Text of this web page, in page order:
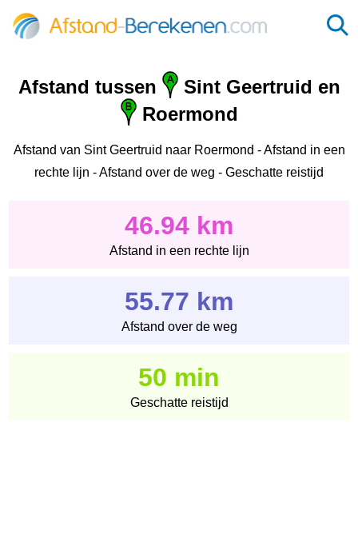
Afstand tussen
Sint Geertruid en
Roermond
Afstand van Sint Geertruid naar Roermond - Afstand in een
rechte lijn - Afstand over de weg - Geschatte reistijd
46.94 km
Afstand in een rechte lijn
55.77 km
Afstand over de weg
50 min
Geschatte reistijd